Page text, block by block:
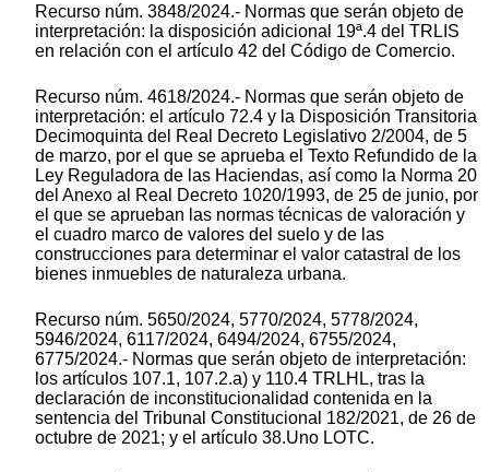
Recurso núm. 3848/2024.- Normas que serán objeto de
interpretación: la disposición adicional 19ª.4 del TRLIS
en relación con el artículo 42 del Código de Comercio.
Recurso núm. 4618/2024.- Normas que serán objeto de
interpretación: el artículo 72.4 y la Disposición Transitoria
Decimoquinta del Real Decreto Legislativo 2/2004, de 5
de marzo, por el que se aprueba el Texto Refundido de la
Ley Reguladora de las Haciendas, así como la Norma 20
del Anexo al Real Decreto 1020/1993, de 25 de junio, por
el que se aprueban las normas técnicas de valoración y
el cuadro marco de valores del suelo y de las
construcciones para determinar el valor catastral de los
bienes inmuebles de naturaleza urbana.
Recurso núm. 5650/2024, 5770/2024, 5778/2024,
5946/2024, 6117/2024, 6494/2024, 6755/2024,
6775/2024.- Normas que serán objeto de interpretación:
los artículos 107.1, 107.2.a) y 110.4 TRLHL, tras la
declaración de inconstitucionalidad contenida en la
sentencia del Tribunal Constitucional 182/2021, de 26 de
octubre de 2021; y el artículo 38.Uno LOTC.